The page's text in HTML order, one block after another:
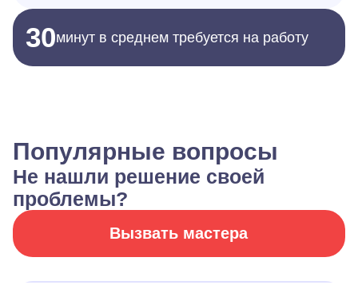
30минут в среднем требуется на работу
Популярные вопросы
Не нашли решение своей
проблемы?
Вызвать мастера